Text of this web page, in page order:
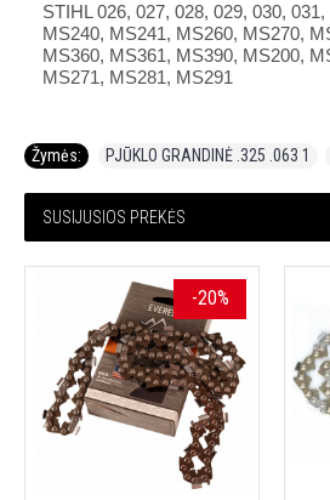
STIHL 026, 027, 028, 029, 030,
MS240, MS241, MS260, MS270,
MS360, MS361, MS390, MS200,
MS271, MS281, MS291
Žymės: PJŪKLO GRANDINĖ .325 .063 1
SUSIJUSIOS PREKĖS
-20%